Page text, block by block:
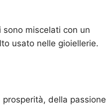
miscelati con un
usato nelle gioiellerie.
della passione